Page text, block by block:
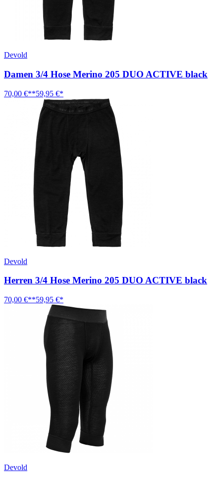
Devold
Damen 3/4 Hose Merino 205 DUO ACTIVE black
70,00 €**59,95 €*
Devold
Herren 3/4 Hose Merino 205 DUO ACTIVE black
70,00 €**59,95 €*
Devold